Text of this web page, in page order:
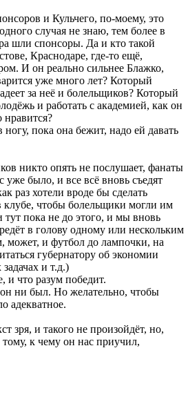
и Кульчего, по-моему, это
случая не знаю, тем более в
шли спонсоры. Да и кто такой
Краснодаре, где-то ещё,
И он реально сильнее Блажко,
уже много лет? Который
за неё и болельщиков? Который
и работать с академией, как он
нравится?
ногу, пока она бежит, надо ей давать
никто опять не послушает, фанаты
уже было, и все всё вновь съедят
раз хотели вроде бы сделать
клубе, чтобы болельщики могли им
пока не до этого, и мы вновь
в голову одному или нескольким
может, и футбол до лампочки, на
губернатору об экономии
и т.д.)
и что разум победит.
ни был. Но желательно, чтобы
адекватное.
зря, и такого не произойдёт, но,
к чему он нас приучил,